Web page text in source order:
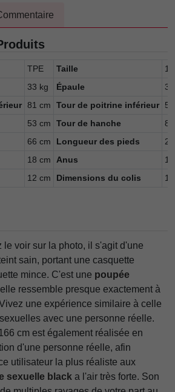
TPE Taille
33 kg Épaule
81 cm Tour de poitrine inférieur
53 cm Tour de hanche
66 cm Longueur des pieds
18 cm Anus
12 cm Dimensions du colis
le voir sur la photo, il s'agit d'une
sain, portant une casquette
mince. C'est une poupée
ressemble presque exactement à
une expérience similaire à celle
avec une personne réelle.
cm est également réalisée en
d'une personne réelle, afin
utilisateur la plus réaliste aux
sexuelle black a l'air très forte. Son